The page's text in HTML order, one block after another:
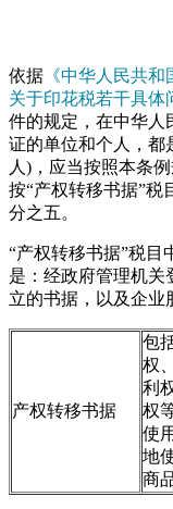
依据 《中华人民共和
关于印花税若干具体
件的规定，在中华人
证的单位和个人，都
人)，应当按照本条
按“产权转移书据”税
分之五。
“产权转移书据”税目
是：经政府管理机关
立的书据，以及企业
产权转移书据
包
权
利
权
使
地
商